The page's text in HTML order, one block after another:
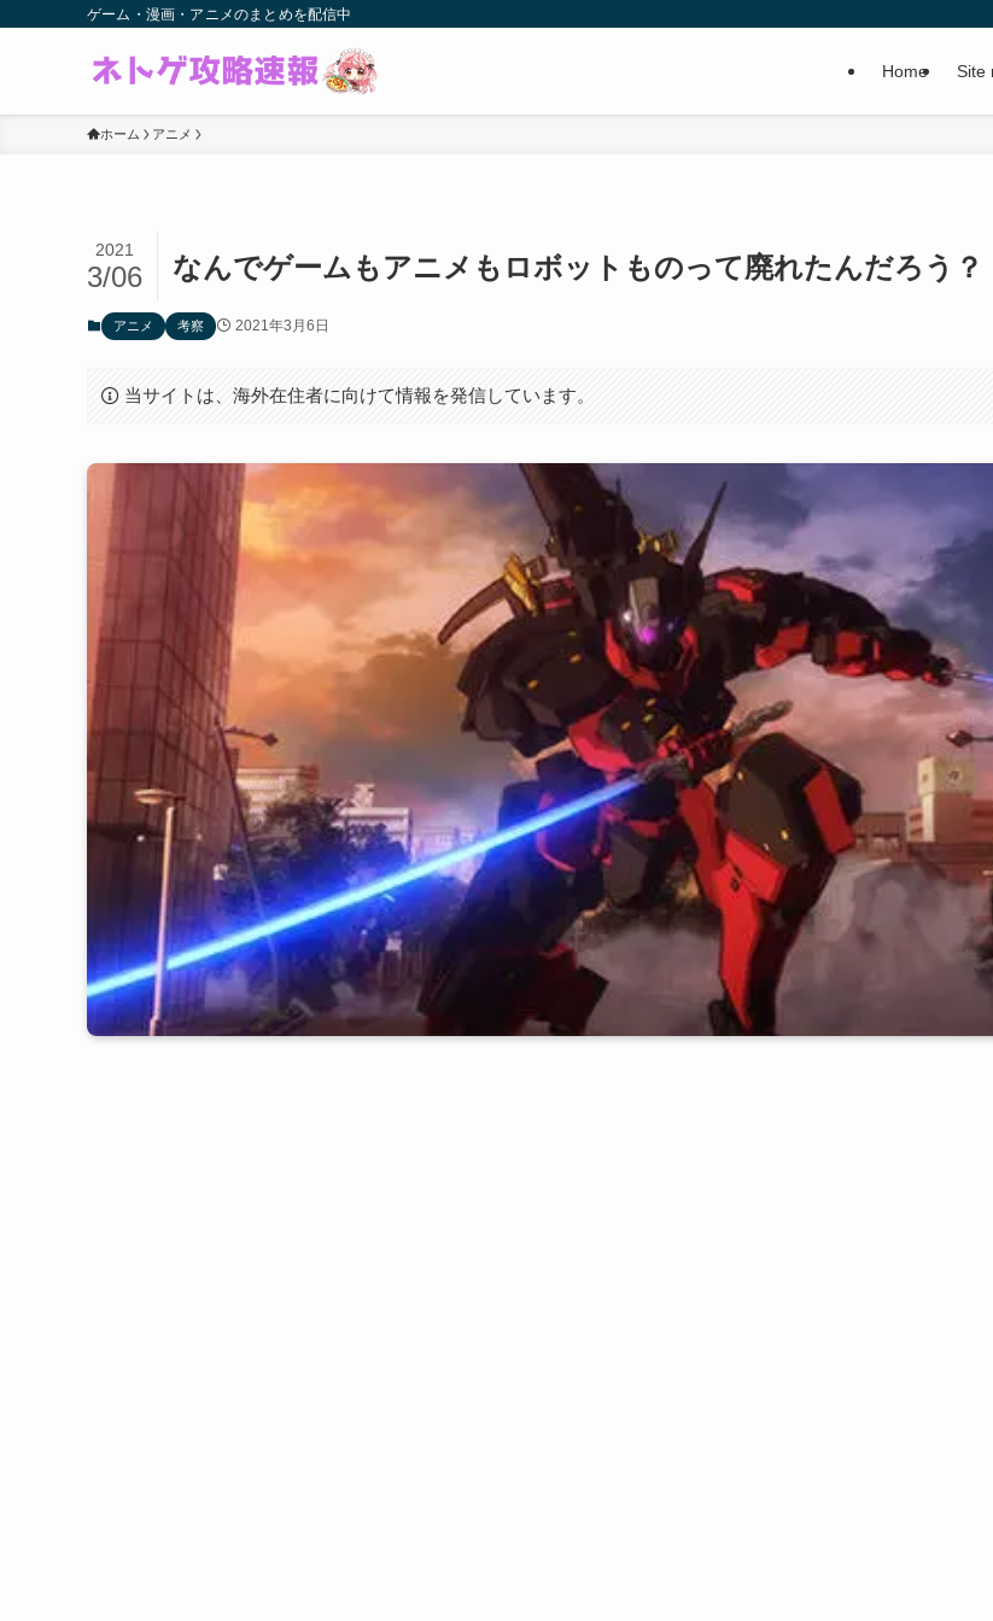
ゲーム・漫画・アニメのまとめを配信中
Home Site
ホーム アニメ
なんでゲームもアニメもロボットものって廃れたんだろう？
2021
3/06
アニメ 考察 2021年3月6日
当サイトは、海外在住者に向けて情報を発信しています。